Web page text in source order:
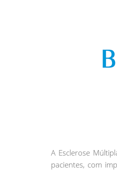
A Esclerose
pacientes, com